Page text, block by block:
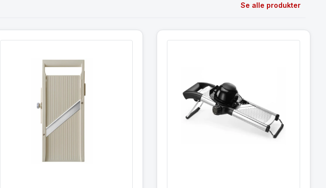
Se alle produkter
Kutter japansk mandoline Shōgun
Kutter
222652